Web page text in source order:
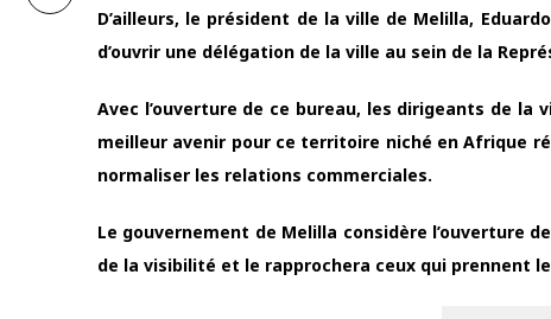
D’ailleurs, le président de la ville de Melilla,
d’ouvrir une délégation de la ville au sein de la
Avec l’ouverture de ce bureau, les dirigeants de la
meilleur avenir pour ce territoire niché en Afrique
normaliser les relations commerciales.
Le gouvernement de Melilla considère l’ouverture
de la visibilité et le rapprochera ceux qui prennent